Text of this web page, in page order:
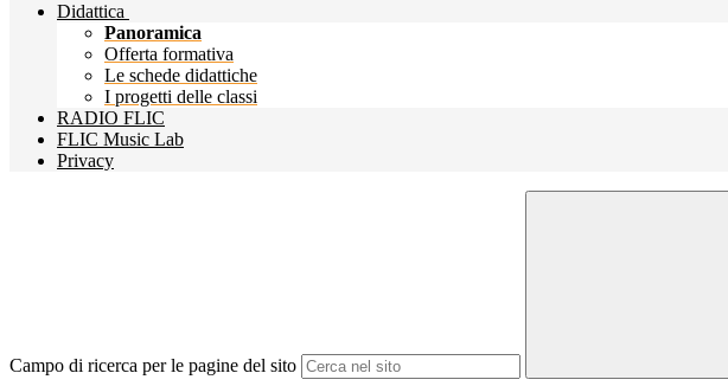
Didattica
Panoramica
Offerta formativa
Le schede didattiche
I progetti delle classi
RADIO FLIC
FLIC Music Lab
Privacy
Campo di ricerca per le pagine del sito